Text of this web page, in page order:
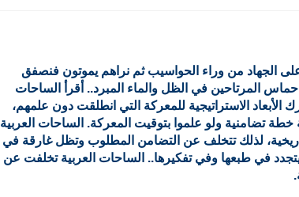
الجهاد من وراء الحواسيب ثم نراهم يموتون فنصفق
حماس المرتاحين في الظل والماء المبرد.. أقرأ الساحات
الأبعاد الاستراتيجية للمعركة التي انطلقت دون علمهم،
خطة تضامنية ولو علموا بتوقيت المعركة. الساحات العربية
لذلك تتخلف عن التضامن المطلوب وتظل غارقة في
يتجدد في طبعها وفي تفكيرها.. الساحات العربية تخلفت عن